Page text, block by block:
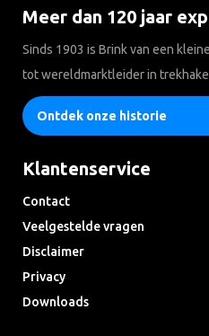
Meer dan 120 jaar
Sinds 1903 is Brink van een
tot wereldmarktleider in
Ontdek onze historie
Klantenservice
Contact
Veelgestelde vragen
Disclaimer
Privacy
Downloads